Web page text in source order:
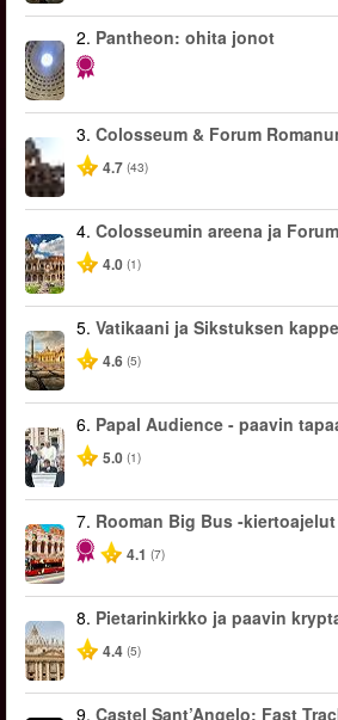
2. Pantheon: ohita jonot
3. Colosseum & Forum
4.7 (43)
4. Colosseumin areena ja
4.0 (1)
5. Vatikaani ja Sikstuksen
4.6 (5)
6. Papal Audience - paavin
5.0 (1)
7. Rooman Big Bus -kiertoajelut
4.1 (7)
8. Pietarinkirkko ja paavin
4.4 (5)
9. Castel Sant’Angelo: Fast